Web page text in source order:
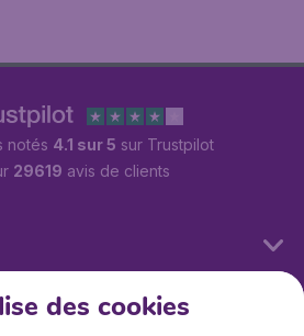
notés 4.1 sur 5 sur Trustpilot
29619 avis de clients
des cookies